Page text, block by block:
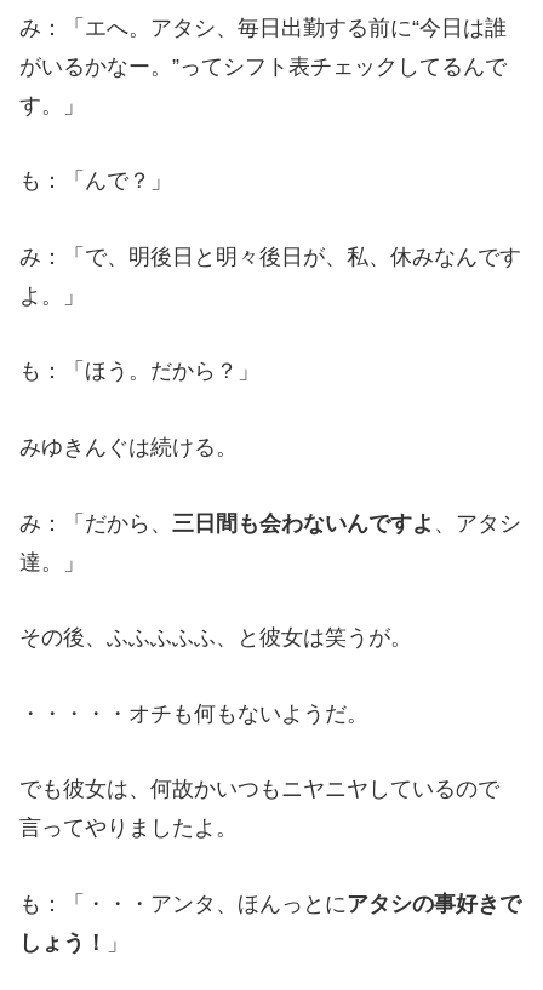
み：「エへ。アタシ、毎日出勤する前に“今日は誰
がいるかなー。”ってシフト表チェックしてるんで
す。」
も：「んで？」
み：「で、明後日と明々後日が、私、休みなんです
よ。」
も：「ほう。だから？」
みゆきんぐは続ける。
み：「だから、 三日間も会わないんですよ 、アタシ
達。」
その後、ふふふふふ、と彼女は笑うが。
・・・・・オチも何もないようだ。
でも彼女は、何故かいつもニヤニヤしているので
言ってやりましたよ。
も：「・・・アンタ、ほんっとにアタシの事好きで
しょう！
」